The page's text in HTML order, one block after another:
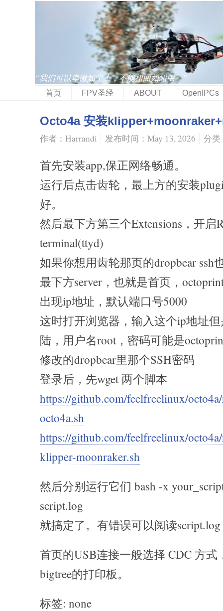
“我们可以卑微如尘土，不能扭曲如蛆虫。”
首页 FPV圣经 ABOUT OpenIPCs
Octo4a 安装
作者：Harrandi 发布时间：May 13, 2026 分类
首先安装app,保正网络畅通。
运行后点击齿轮，最上方的安装
好。
然后最下方第三个Extensions，开启
terminal(ttyd)
如果你想用齿轮那页的dropbear ssh
最下方server，也就是首页，
出现ip地址，默认端口号5000
这时打开浏览器，输入这个ip地址
陆，用户名root，密码可能是
修改的dropbear里那个SSH密码
登录后，先wget 两个脚本
https://github.com/feelfreelinux/
octo4a.sh
https://github.com/feelfreelinux/
klipper-moonraker.sh
然后分别运行它们 bash -x
script.log
就搞定了。有错误可以阅读script.log
首页的USB连接一般选择 CDC 方式
bigtree的打印板。
标签: none